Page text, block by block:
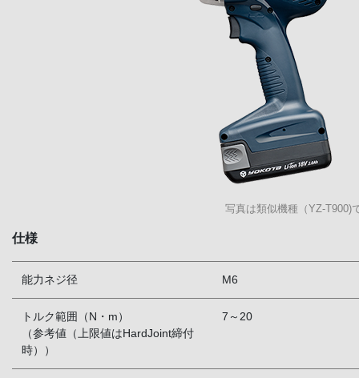
写真は類似機種（YZ-T900)
仕様
能力ネジ径 M6
トルク範囲（N・m）
（参考値（上限値はHardJoint締付
時））
7～20